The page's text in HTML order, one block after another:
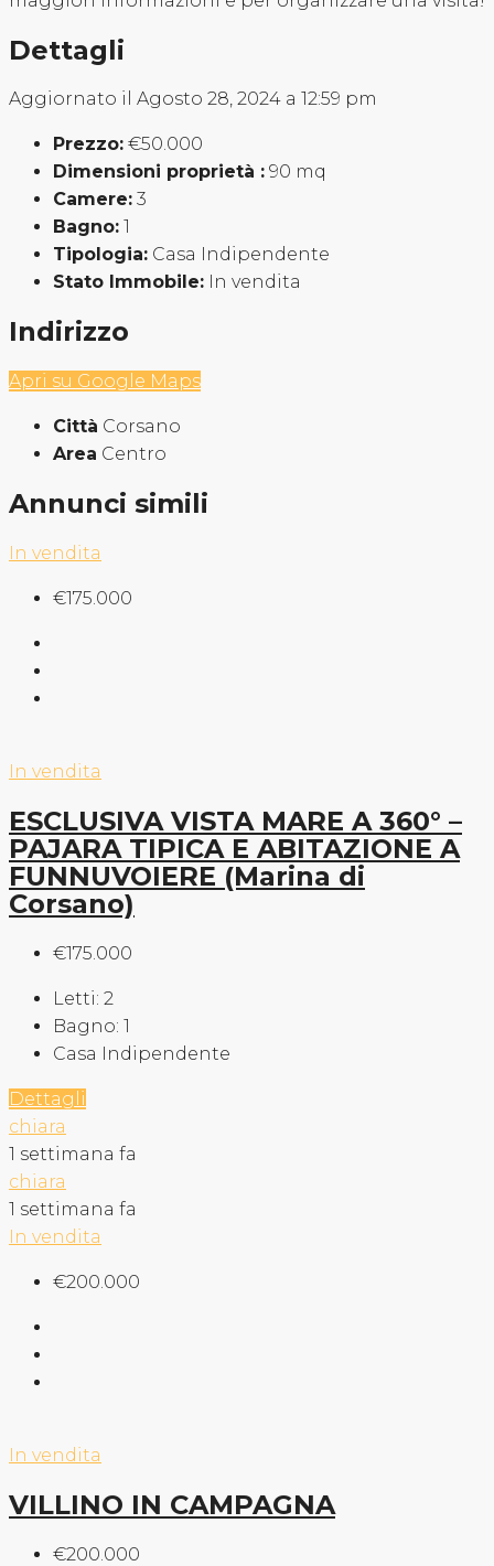
Dettagli
Aggiornato il Agosto 28, 2024 a 12:59 pm
Prezzo: €50.000
Dimensioni proprietà : 90 mq
Camere: 3
Bagno: 1
Tipologia: Casa Indipendente
Stato Immobile: In vendita
Indirizzo
Apri su Google Maps
Città Corsano
Area Centro
Annunci simili
In vendita
€175.000
In vendita
ESCLUSIVA VISTA MARE A 360° –
PAJARA TIPICA E ABITAZIONE A
FUNNUVOIERE (Marina di
Corsano)
€175.000
Letti: 2
Bagno: 1
Casa Indipendente
Dettagli
chiara
1 settimana fa
chiara
1 settimana fa
In vendita
€200.000
In vendita
VILLINO IN CAMPAGNA
€200.000